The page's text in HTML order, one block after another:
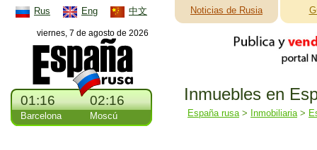
Rus Eng 中文 Noticias de Rusia
viernes, 7 de agosto de 2026
01:16
Barcelona
02:16
Moscú
Inmuebles en
España rusa> Inmobiliaria>